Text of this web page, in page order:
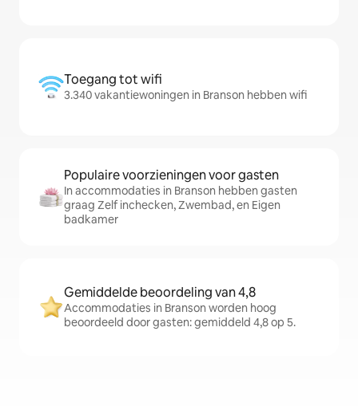
Toegang tot wifi
3.340 vakantiewoningen in Branson hebben wifi
Populaire voorzieningen voor gasten
In accommodaties in Branson hebben gasten
graag Zelf inchecken, Zwembad, en Eigen
badkamer
Gemiddelde beoordeling van 4,8
Accommodaties in Branson worden hoog
beoordeeld door gasten: gemiddeld 4,8 op 5.